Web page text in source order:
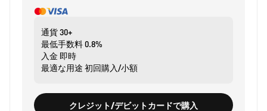
通貨30+
最低手数料0.8%
入金 即時
最適な用途 初回購入/小額
クレジット/デビットカードで購入